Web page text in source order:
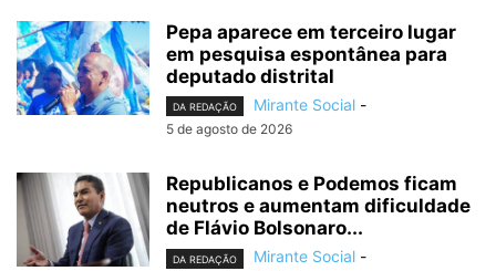
Pepa aparece em terceiro lugar
em pesquisa espontânea para
deputado distrital
DA REDAÇÃO Mirante Social -
5 de agosto de 2026
Republicanos e Podemos ficam
neutros e aumentam dificuldade
de Flávio Bolsonaro...
DA REDAÇÃO Mirante Social -